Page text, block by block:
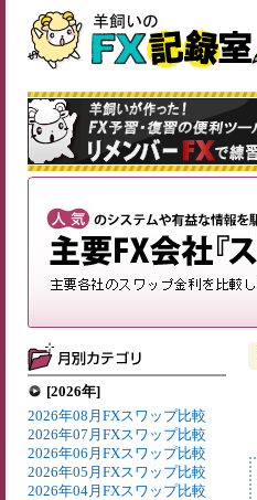
[2026年]
2026年08月FXスワップ比較
2026年07月FXスワップ比較
2026年06月FXスワップ比較
2026年05月FXスワップ比較
2026年04月FXスワップ比較